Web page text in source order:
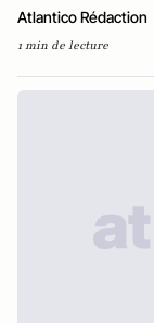
Atlantico Rédaction
1 min de lecture